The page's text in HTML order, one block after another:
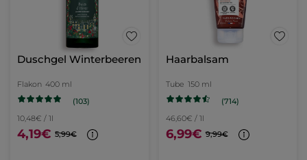
Duschgel Winterbeeren
Flakon 400 ml
(103)
10,48€ / 1l
4,19€ 5,99€
Haarbalsam
Tube 150 ml
(714)
46,60€ / 1l
6,99€ 9,99€